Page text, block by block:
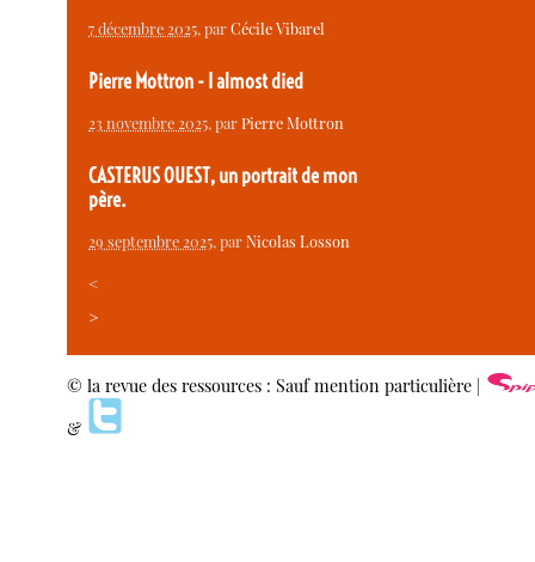
7 décembre 2025, parCécile Vibarel
Pierre Mottron - I almost died
23 novembre 2025, parPierre Mottron
CASTERUS OUEST, un portrait de mon
père.
29 septembre 2025, parNicolas Losson
<
>
© la revue des ressources : Sauf mention particulière |
&